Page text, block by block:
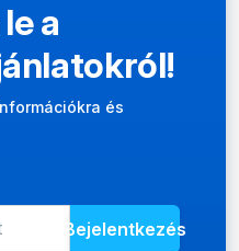
a
és
mail-cím a hírlevélhez
meg e-mail-címét az
Bejelentkezés